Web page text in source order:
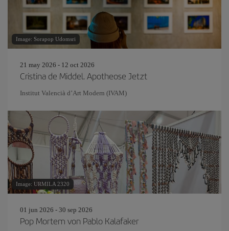
Image: Sorapop Udomsri
21 may 2026 - 12 oct 2026
Cristina de Middel. Apotheose Jetzt
Institut Valencià d’Art Modern (IVAM)
Image: URMILA 2320
01 jun 2026 - 30 sep 2026
Pop Mortem von Pablo Kalafaker